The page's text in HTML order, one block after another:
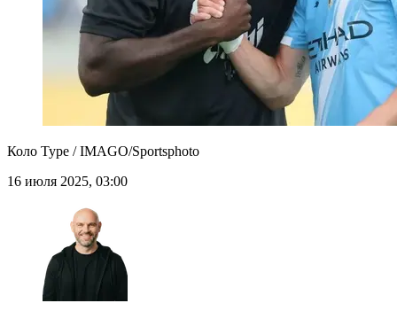
Коло Туре / IMAGO/Sportsphoto
16 июля 2025, 03:00